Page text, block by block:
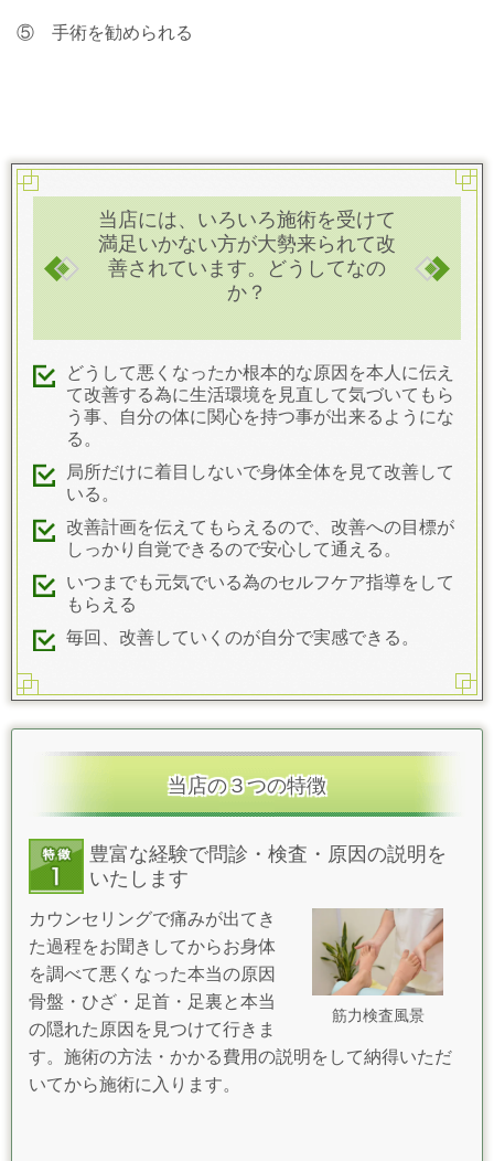
⑤ 手術を勧められる
当店には、いろいろ施術を受けて
満足いかない方が大勢来られて改
善されています。どうしてなの
か？
どうして悪くなったか根本的な原因を本人に伝え
て改善する為に生活環境を見直して気づいてもら
う事、自分の体に関心を持つ事が出来るようにな
る。
局所だけに着目しないで身体全体を見て改善して
いる。
改善計画を伝えてもらえるので、改善への目標が
しっかり自覚できるので安心して通える。
いつまでも元気でいる為のセルフケア指導をして
もらえる
毎回、改善していくのが自分で実感できる。
当店の３つの特徴
豊富な経験で問診・検査・原因の説明を
いたします
筋力検査風景
カウンセリングで痛みが出てき
た過程をお聞きしてからお身体
を調べて悪くなった本当の原因
骨盤・ひざ・足首・足裏と本当
の隠れた原因を見つけて行きま
す。 施術の方法・かかる費用の説明をして納得いただ
いてから施術に入ります。